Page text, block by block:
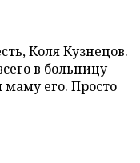
Коля Кузнецов.
в больницу
маму его. Просто